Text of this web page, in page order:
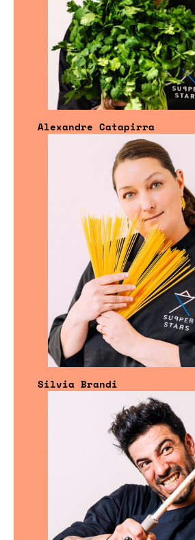
Alexandre Catapirra
Silvia Brandi